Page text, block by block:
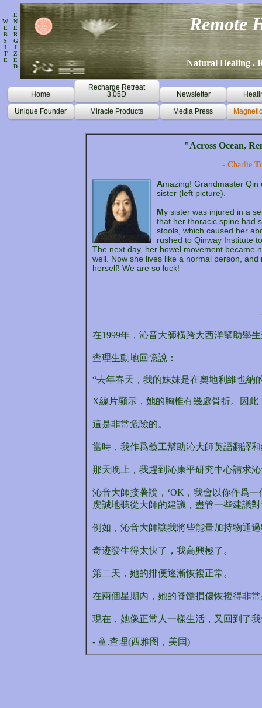
W
E
B
S
I
T
E
E
N
E
R
G
I
Z
E
D
Remote
Natural Healing .
Home
Recharge Retreat
3.05D
Newsletter
Unique Founder Miracle Products Media Press
"Across Ocean,
- Charlie T
Amazing! Grandmaster Qin
sister (left picture).
My sister was injured in a
that her thoracic spine had
stools, which caused her
rushed to Qinway Institute
The next day, her bowel movement became
well. Now she lives like a normal person,
herself! We are so luck!
在1999年，沁音大師橫跨大西洋幫助學
查理生動地回憶說：
“去年春天，我的妹妹是在奧地利維也納
X線片顯示，她的胸椎有幾處骨折。因
這是非常危險的。
當時，我作爲義工幫助沁大師英語翻譯
那天晚上，我趕到沁康平研究中心請求
沁音大師接著說，‘OK，我會以你作爲
虔誠地聽從大師的建議，盡管一些建議
例如，沁音大師讓我將些能量加持物通
奇迹發生得太快了，我高興極了。
第二天，她的排便逐漸恢複正常。
在兩個星期內，她的脊髓損傷恢複得非
現在，她像正常人一樣生活，又回到了
- 童.查理(西雅图，美国)